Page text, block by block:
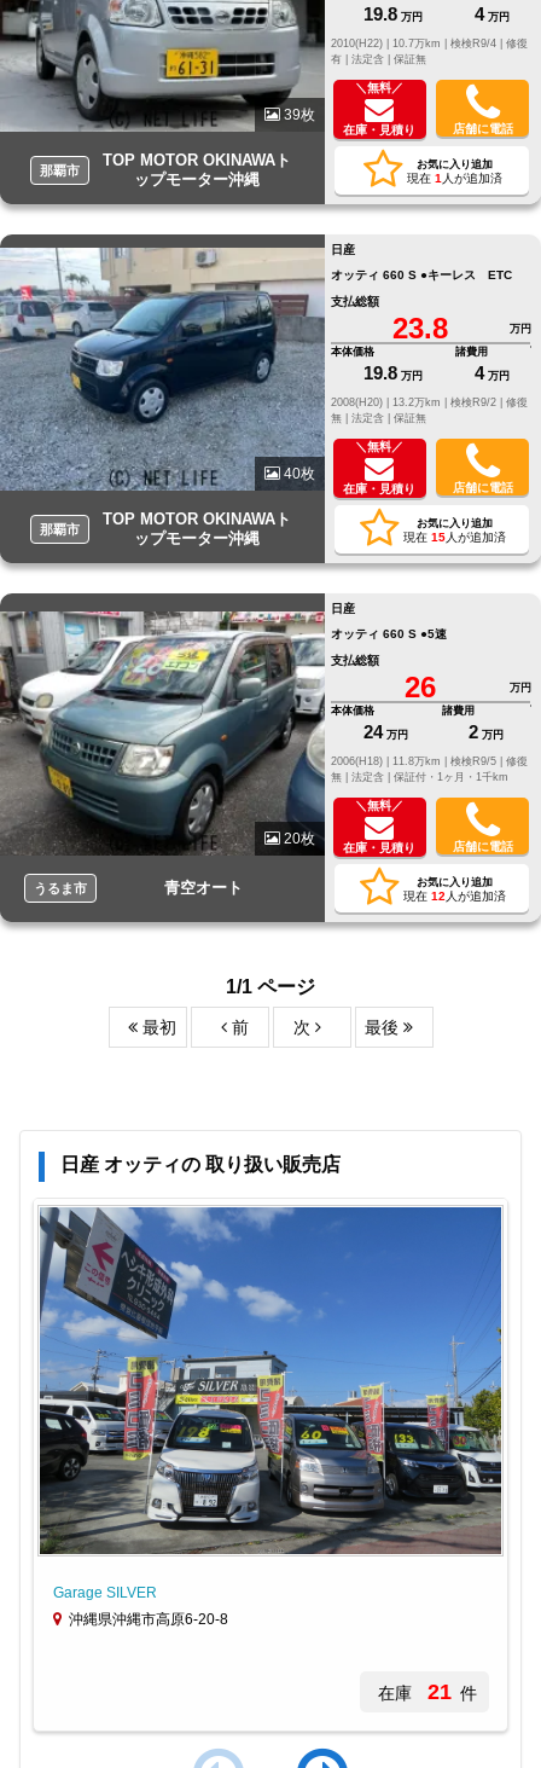
39枚
那覇市
TOP MOTOR OKINAWAト
ップモーター沖縄
19.8 万円 4 万円
修復
有 | 法定含 | 保証無
＼無料／
在庫・見積り 店舗に電話
お気に入り追加
現在 1 人が追加済
40枚
那覇市
TOP MOTOR OKINAWAト
ップモーター沖縄
日産
オッティ 660 S ●キーレス ETC
支払総額
23.8
万円
本体価格
19.8 万円
諸費用
4 万円
修復
無 | 法定含 | 保証無
＼無料／
在庫・見積り 店舗に電話
お気に入り追加
現在 15人が追加済
20枚
うるま市 青空オート
日産
オッティ 660 S ●5速
支払総額
26
万円
本体価格
24 万円
諸費用
2 万円
修復
無 | 法定含 | 保証付・1ヶ月・1千km
＼無料／
在庫・見積り 店舗に電話
お気に入り追加
現在 12 人が追加済
1/1 ページ
最初 前 次 最後
日産 オッティの 取り扱い販売店
Garage SILVER
沖縄県沖縄市高原6-20-8
在庫 21 件